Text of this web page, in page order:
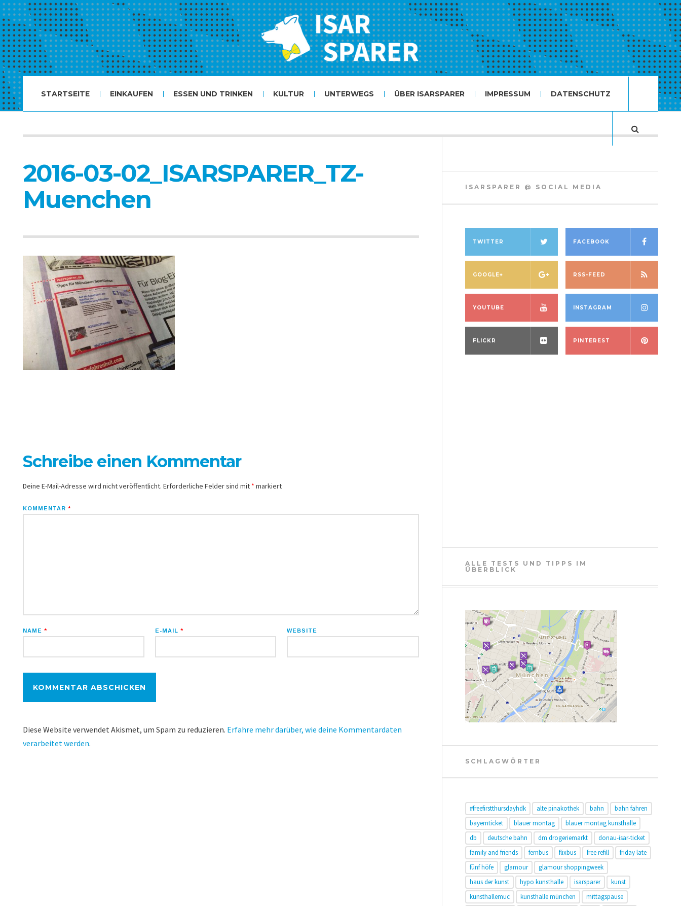
STARTSEITE EINKAUFEN ESSEN UND TRINKEN KULTUR UNTERWEGS ÜBER ISARSPARER IMPRESSUM DATENSCHUTZ
2016-03-02_ISARSPARER_TZ-
Muenchen
Schreibe einen Kommentar
Deine E-Mail-Adresse wird nicht veröffentlicht. Erforderliche Felder sind mit * markiert
KOMMENTAR *
NAME * E-MAIL * WEBSITE
Diese Website verwendet Akismet, um Spam zu reduzieren. Erfahre mehr darüber, wie deine Kommentardaten
verarbeitet werden.
ISARSPARER @ SOCIAL MEDIA
TWITTER FACEBOOK
GOOGLE+ RSS-FEED
YOUTUBE INSTAGRAM
FLICKR PINTEREST
ALLE TESTS UND TIPPS IM
ÜBERBLICK
SCHLAGWÖRTER
#freefirstthursdayhdk alte pinakothek bahn
bahn fahren
bayernticket
blauer montag
blauer montag kunsthalle
db
deutsche bahn dm drogeriemarkt
donau-isar-ticket
family and friends
fernbus flixbus free refill
friday late
fünf höfe
glamour
glamour shoppingweek
haus der kunst
hypo kunsthalle isarsparer
kunst
kunsthallemuc
kunsthalle münchen
mittagspause